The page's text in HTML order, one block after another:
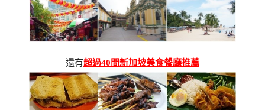
還有超過40間新加坡美食餐廳推薦